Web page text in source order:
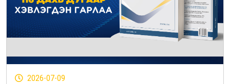
2026-07-09